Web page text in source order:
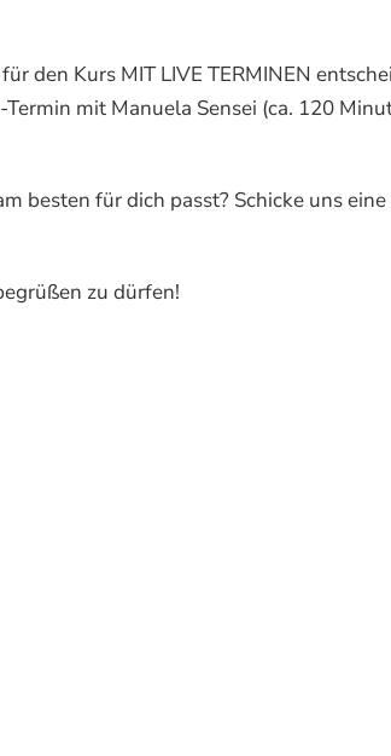
den Kurs MIT LIVE TERMINEN
mit Manuela Sensei (ca. 120
besten für dich passt? Schicke uns eine
zu dürfen!